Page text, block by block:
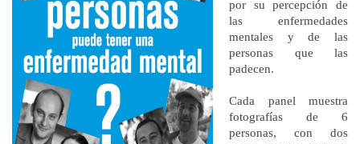
por su percepción de
las enfermedades
mentales y de las
personas que las
padecen.
Cada panel muestra
fotografías de 6
personas, con dos